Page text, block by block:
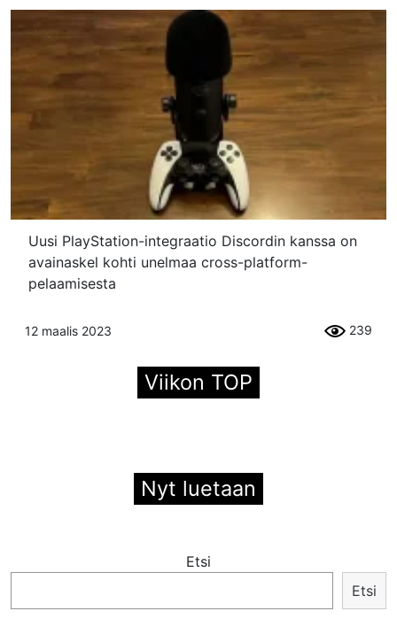
Uusi PlayStation-integraatio Discordin kanssa on
avainaskel kohti unelmaa cross-platform-
pelaamisesta
12 maalis 2023 239
Viikon TOP
Nyt luetaan
Etsi
Etsi